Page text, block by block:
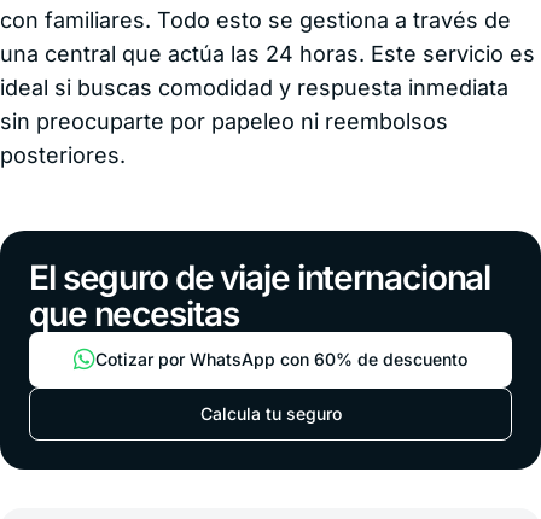
con familiares. Todo esto se gestiona a través de
una central que actúa las 24 horas. Este servicio es
ideal si buscas comodidad y respuesta inmediata
sin preocuparte por papeleo ni reembolsos
posteriores.
El seguro de viaje internacional
que necesitas
Cotizar por WhatsApp con 60% de descuento
Calcula tu seguro